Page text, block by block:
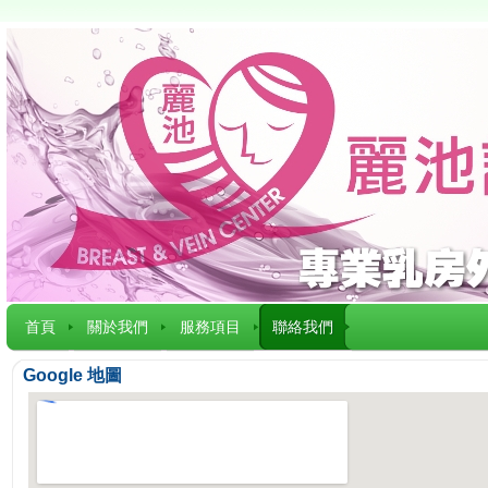
首頁 關於我們 服務項目 聯絡我們
Google 地圖